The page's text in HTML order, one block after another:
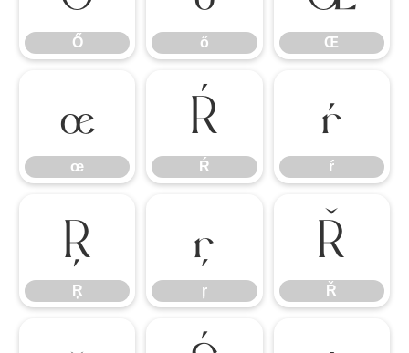
Ő ő Œ
œ
œ Ŕ
Ŕ ŕ
ŕ
Ŗ
Ŗ ŗ
ŗ Ř
Ř